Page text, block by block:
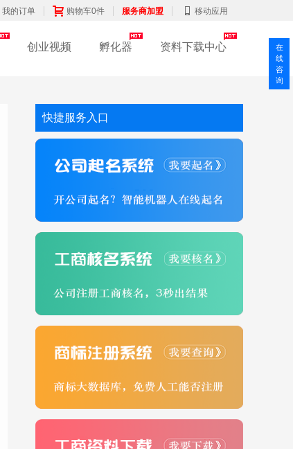
我的订单 购物车0件 服务商加盟 移动应用
创业视频 孵化器 资料下载中心
快捷服务入口
在
线
咨
询